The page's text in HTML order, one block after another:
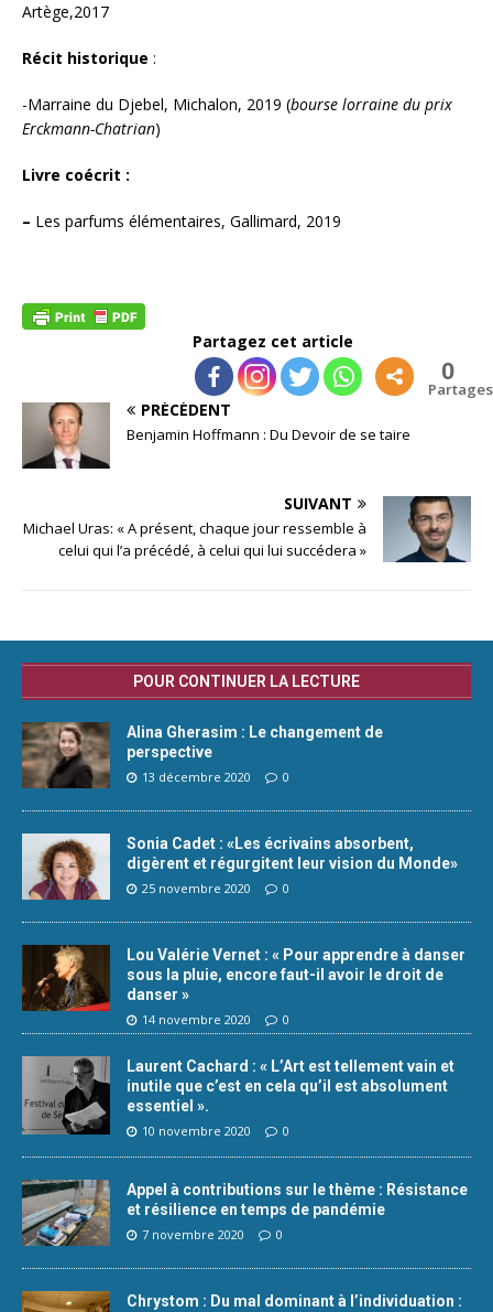
Artège,2017
Récit historique :
-Marraine du Djebel, Michalon, 2019 (bourse lorraine du prix
Erckmann-Chatrian)
Livre coécrit :
– Les parfums élémentaires, Gallimard, 2019
Partagez cet article
0
Partages
PRÉCÉDENT
Benjamin Hoffmann : Du Devoir de se taire
SUIVANT
Michael Uras: « A présent, chaque jour ressemble à
celui qui l’a précédé, à celui qui lui succédera »
POUR CONTINUER LA LECTURE
Alina Gherasim : Le changement de
perspective
13 décembre 2020 0
Sonia Cadet : «Les écrivains absorbent,
digèrent et régurgitent leur vision du Monde»
25 novembre 2020 0
Lou Valérie Vernet : « Pour apprendre à danser
sous la pluie, encore faut-il avoir le droit de
danser »
14 novembre 2020 0
Laurent Cachard : « L’Art est tellement vain et
inutile que c’est en cela qu’il est absolument
essentiel ».
10 novembre 2020 0
Appel à contributions sur le thème : Résistance
et résilience en temps de pandémie
7 novembre 2020 0
Chrystom : Du mal dominant à l’individuation :